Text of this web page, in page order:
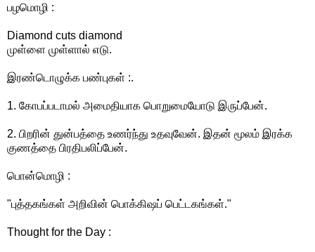
பழமொழி :
Diamond cuts diamond
முள்ளை முள்ளால் எடு.
இரண்டொழுக்க பண்புகள் :.
1. கோபப்படாமல் அமைதியாக பொறுமையோடு இருப்பேன்.
2. பிறரின் துன்பத்தை உணர்ந்து உதவுவேன். இதன் மூலம் இரக்க
குணத்தை பிரதிபலிப்பேன்.
பொன்மொழி :
"புத்தகங்கள் அறிவின் பொக்கிஷப் பெட்டகங்கள்."
Thought for the Day :